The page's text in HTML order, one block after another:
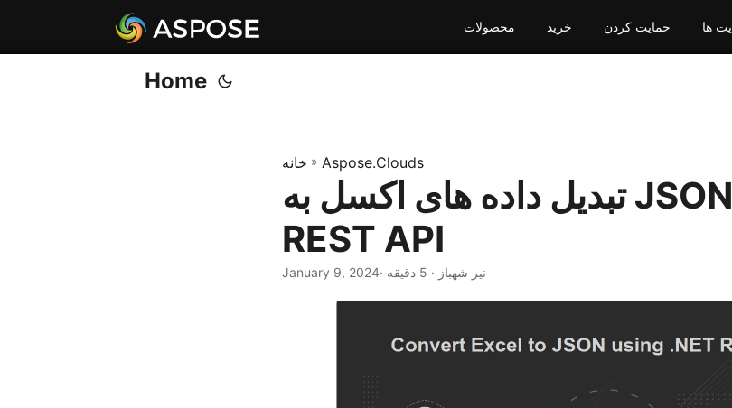
محصولات خرید حمایت کردن ها
Home
خانه » Aspose.Clouds
تبدیل داده های اکسل به JSON با .NET
REST API
January 9, 2024 · نیر شهباز · 5 دقیقه